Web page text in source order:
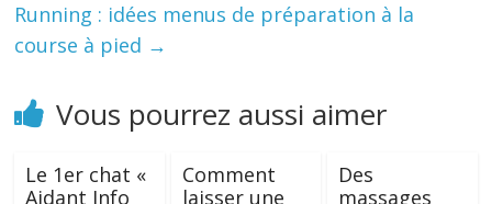
Running : idées menus de préparation à la
course à pied →
Vous pourrez aussi aimer
Le 1er chat «
Aidant Info
Comment
laisser une
Des
massages